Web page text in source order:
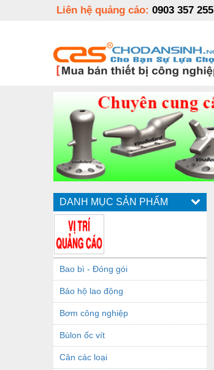
Liên hệ quảng cáo: 0903 357 255
DANH MỤC SẢN PHẨM
Bao bì - Đóng gói
Bảo hộ lao động
Bơm công nghiệp
Bùlon ốc vít
Cân các loại